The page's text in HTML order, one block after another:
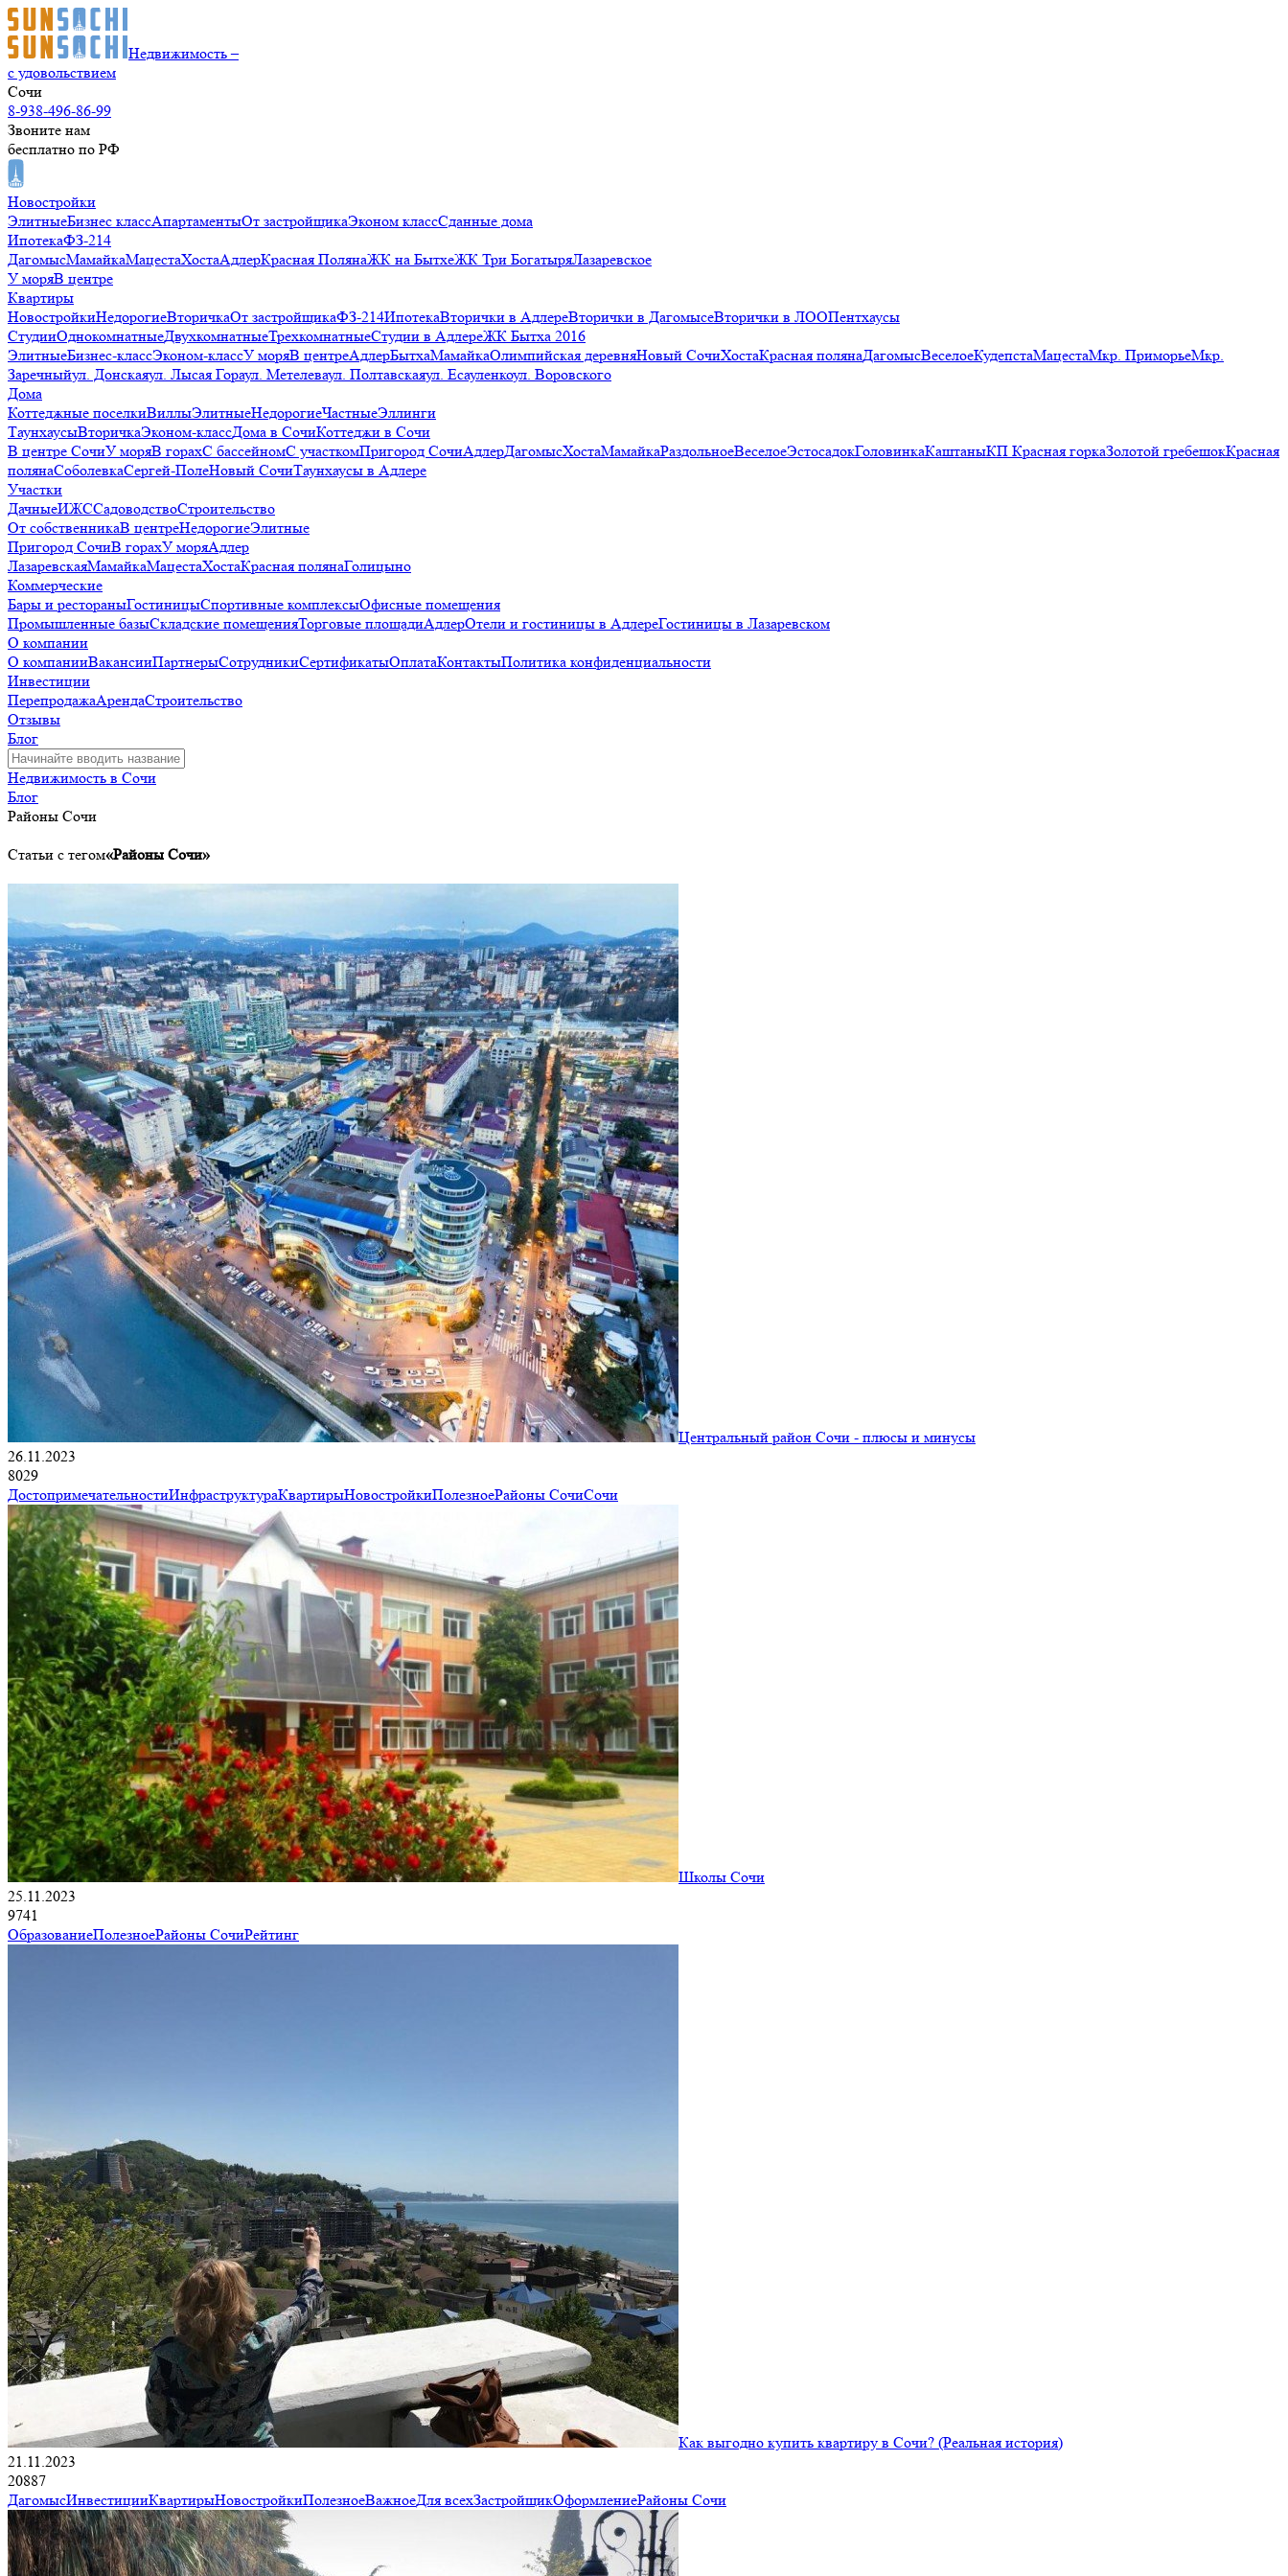
Недвижимость –
с удовольствием
Сочи
8-938-496-86-99
Звоните нам
бесплатно по РФ
Новостройки
ЭлитныеБизнес классАпартаментыОт застройщикаЭконом классСданные дома
ИпотекаФЗ-214
ДагомысМамайкаМацестаХостаАдлерКрасная ПолянаЖК на БытхеЖК Три БогатыряЛазаревское
У моряВ центре
Квартиры
НовостройкиНедорогиеВторичкаОт застройщикаФЗ-214ИпотекаВторички в АдлереВторички в ДагомысеВторички в ЛООПентхаусы
СтудииОднокомнатныеДвухкомнатныеТрехкомнатныеСтудии в АдлереЖК Бытха 2016
ЭлитныеБизнес-классЭконом-классУ моряВ центреАдлерБытхаМамайкаОлимпийская деревняНовый СочиХостаКрасная полянаДагомысВеселоеКудепстаМацестаМкр. ПриморьеМкр.
Заречныйул. Донскаяул. Лысая Гораул. Метелеваул. Полтавскаяул. Есауленкоул. Воровского
Дома
Коттеджные поселкиВиллыЭлитныеНедорогиеЧастныеЭллинги
ТаунхаусыВторичкаЭконом-классДома в СочиКоттеджи в Сочи
В центре СочиУ моряВ горахС бассейномС участкомПригород СочиАдлерДагомысХостаМамайкаРаздольноеВеселоеЭстосадокГоловинкаКаштаныКП Красная горкаЗолотой гребешокКрасная
полянаСоболевкаСергей-ПолеНовый СочиТаунхаусы в Адлере
Участки
ДачныеИЖССадоводствоСтроительство
От собственникаВ центреНедорогиеЭлитные
Пригород СочиВ горахУ моряАдлер
ЛазаревскаяМамайкаМацестаХостаКрасная полянаГолицыно
Коммерческие
Бары и рестораныГостиницыСпортивные комплексыОфисные помещения
Промышленные базыСкладские помещенияТорговые площадиАдлерОтели и гостиницы в АдлереГостиницы в Лазаревском
О компании
О компанииВакансииПартнерыСотрудникиСертификатыОплатаКонтактыПолитика конфиденциальности
Инвестиции
ПерепродажаАрендаСтроительство
Отзывы
Блог
Недвижимость в Сочи
Блог
Районы Сочи
Статьи с тегом«Районы Сочи»
Центральный район Сочи - плюсы и минусы
26.11.2023
8029
ДостопримечательностиИнфраструктураКвартирыНовостройкиПолезноеРайоны СочиСочи
Школы Сочи
25.11.2023
9741
ОбразованиеПолезноеРайоны СочиРейтинг
Как выгодно купить квартиру в Сочи? (Реальная история)
21.11.2023
20887
ДагомысИнвестицииКвартирыНовостройкиПолезноеВажноеДля всехЗастройщикОформлениеРайоны Сочи